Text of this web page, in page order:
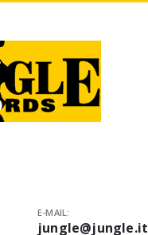
E-MAIL:
jungle@jungle.it